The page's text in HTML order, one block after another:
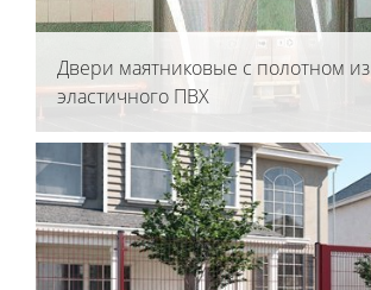
Двери маятниковые с полотном из
эластичного ПВХ